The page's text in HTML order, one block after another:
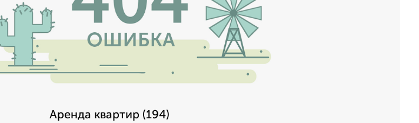
Аренда квартир (194)